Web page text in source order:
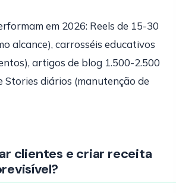
em 2026: Reels de 15-30
alcance), carrosséis educativos
artigos de blog 1.500-2.500
Stories diários (manutenção de
clientes e criar receita